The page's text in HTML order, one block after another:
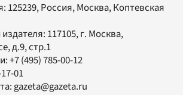
125239, Россия, Москва, Коптевская
117105, г. Москва,
д.9, стр.1
+7 (495) 785-00-12
01
gazeta@gazeta.ru